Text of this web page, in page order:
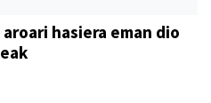
hasiera eman dio